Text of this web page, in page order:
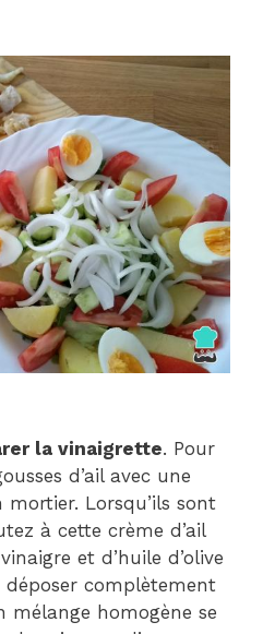
la vinaigrette. Pour
d’ail avec une
Lorsqu’ils sont
à cette crème d’ail
et d’huile d’olive
complètement
mélange homogène se